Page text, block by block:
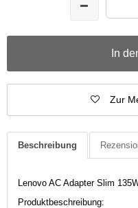
In
Zur
Beschreibung
Lenovo AC Adapter Slim
Produktbeschreibung: